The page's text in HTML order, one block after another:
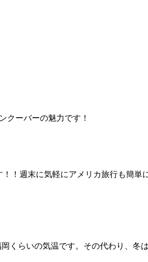
クーバーの魅力です！
！週末に気軽にアメリカ旅行も簡単
くらいの気温です。その代わり、冬